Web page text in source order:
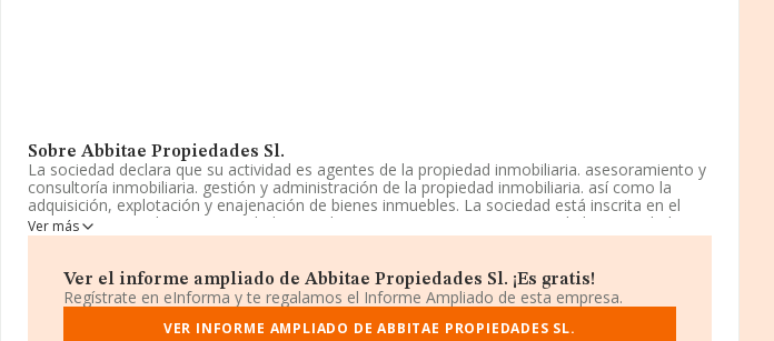
Sobre Abbitae Propiedades Sl.
La sociedad declara que su actividad es agentes de la propiedad inmobiliaria. asesoramiento y
consultoría inmobiliaria. gestión y administración de la propiedad inmobiliaria. así como la
adquisición, explotación y enajenación de bienes inmuebles. La sociedad está inscrita en el
Registro Mercantil como Sociedad Limitada. Tiene CNAE: 6831 - 'Agentes de la propiedad
inmobiliaria'. La compañía no tiene actividad en mercados exteriores.
Su página web eswww.abbitae.com.
La compañíaAbbitae Propiedades S.L, con NIF B01663590, está situada en Calle Benito
Gutierrez núm. 11 Bj, (28008), Madrid, Madrid.
Ver más
Ver el informe ampliado de Abbitae Propiedades Sl. ¡Es gratis!
Regístrate en eInforma y te regalamos el Informe Ampliado de esta empresa.
VER INFORME AMPLIADO DE ABBITAE PROPIEDADES SL.